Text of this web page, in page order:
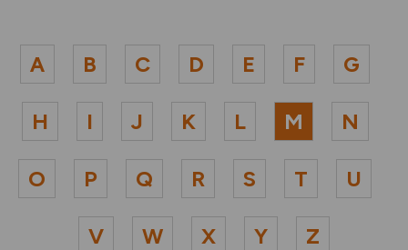
A B C D E F G
H I J K L M N
O P Q R S T U
V W X Y Z